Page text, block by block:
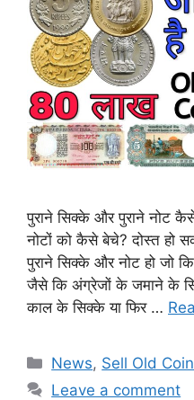
पुराने सिक्के और पुराने नोट
नोटों को कैसे बेचे? दोस्त हो
पुराने सिक्के और नोट हो जो
जैसे कि अंग्रेजों के जमाने के
काल के सिक्के या फिर …
Categories
News, Sell Old
Leave a comment